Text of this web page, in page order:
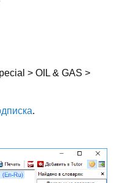
> OIL & GAS >
.